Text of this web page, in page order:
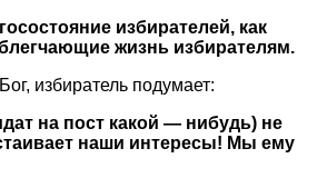
избирателей, как
жизнь избирателям.
избиратель подумает:
на пост какой — нибудь) не
наши интересы! Мы ему